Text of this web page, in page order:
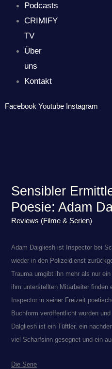
Podcasts
CRIMIFY
TV
Über
uns
Kontakt
Facebook Youtube Instagram
Sensibler
Poesie: Adam
Reviews (Filme & Serien)
Adam Dalgliesh ist Inspector bei
wieder in den Polizeidienst
Trauma umgibt ihn mehr als nur
ihm unterstellten Mitarbeiter
Inspector in seiner Freizeit
Buchform veröffentlicht wurden
Dalgliesh ist ein Tüftler, ein
viel Scharfsinn gesegnet und ein
Die Serie